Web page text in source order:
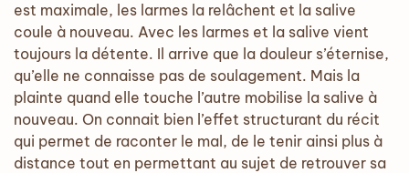
est maximale, les larmes la relâchent et la salive
coule à nouveau. Avec les larmes et la salive vient
toujours la détente. Il arrive que la douleur s’éternise,
qu’elle ne connaisse pas de soulagement. Mais la
plainte quand elle touche l’autre mobilise la salive à
nouveau. On connait bien l’effet structurant du récit
qui permet de raconter le mal, de le tenir ainsi plus à
distance tout en permettant au sujet de retrouver sa